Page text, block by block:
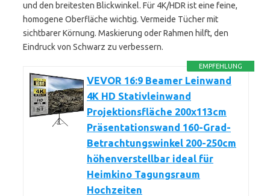
und den breitesten Blickwinkel. Für 4K/HDR ist eine feine,
homogene Oberfläche wichtig. Vermeide Tücher mit
sichtbarer Körnung. Maskierung oder Rahmen hilft, den
Eindruck von Schwarz zu verbessern.
EMPFEHLUNG
VEVOR 16:9 Beamer Leinwand
4K HD Stativleinwand
Projektionsfläche 200x113cm
Präsentationswand 160-Grad-
Betrachtungswinkel 200-250cm
höhenverstellbar ideal für
Heimkino Tagungsraum
Hochzeiten